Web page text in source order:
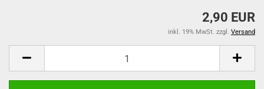
2,90 EUR
inkl. 19% MwSt. zzgl. Versand